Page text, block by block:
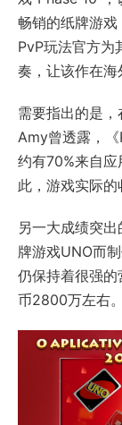
畅销的纸牌游
PvP玩法官方为
奏，让该作在海
需要指出的是
Amy曾透露，
约有70%来自
此，游戏实际的
另一大成绩突
牌游戏UNO而
仍保持着很强
币2800万左右。